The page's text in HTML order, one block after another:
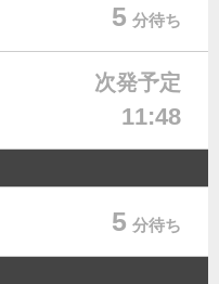
5 分待ち
次発予定
11:48
5 分待ち